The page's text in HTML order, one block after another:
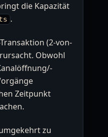
die Kapazität
.
(2-von-
Obwohl
Zeitpunkt
zu